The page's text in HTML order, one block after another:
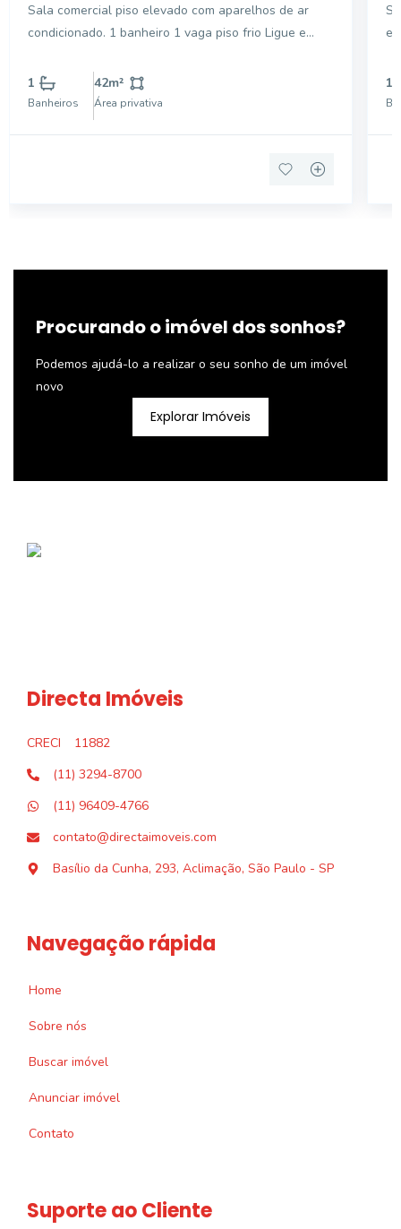
Sala comercial piso elevado com aparelhos de ar
condicionado. 1 banheiro 1 vaga piso frio Ligue e
1
Banheiros
42m²
Área privativa
1
Procurando o imóvel dos sonhos?
Podemos ajudá-lo a realizar o seu sonho de um imóvel
novo
Explorar Imóveis
Directa Imóveis
CRECI
11882
(11) 3294-8700
(11) 96409-4766
contato@directaimoveis.com
Basílio da Cunha, 293, Aclimação, São Paulo - SP
Navegação rápida
Home
Sobre nós
Buscar imóvel
Anunciar imóvel
Contato
Suporte ao Cliente